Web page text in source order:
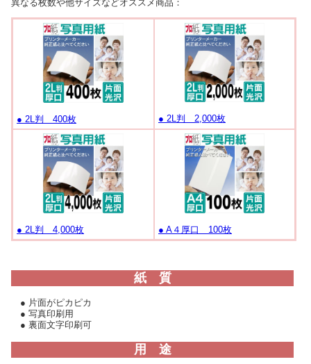
異なる枚数や他サイズなどオススメ商品：
● 2L判 400枚 ● 2L判 2,000枚
● 2L判 4,000枚 ● A４厚口 100枚
紙 質
● 片面がピカピカ
● 写真印刷用
● 裏面文字印刷可
用 途